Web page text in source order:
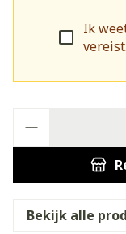
Ik
vereist.
Bekijk alle